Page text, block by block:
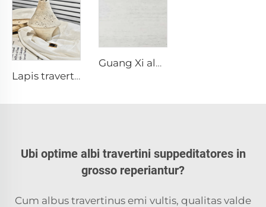
Lapis travertinus vasum, factura lapidea, artes lapideae
Guang Xi alba naturale porosa Travertini lapide
Ubi optime albi travertini suppeditatores in
grosso reperiantur?
Cum albus travertinus emi vultis, qualitas valde